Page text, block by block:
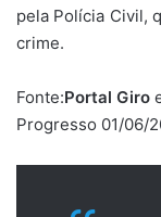
pela Polícia Civil,
crime.
Fonte:Portal Giro
Progresso 01/06/